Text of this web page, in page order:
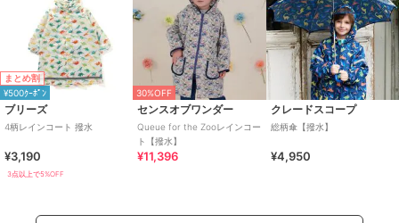
まとめ割
¥500ｸｰﾎﾟﾝ
ブリーズ
4柄レインコート 撥水
¥3,190
3点以上で5%OFF
30%OFF
センスオブワンダー
Queue for the Zooレインコー
ト【撥水】
¥11,396
クレードスコープ
総柄傘【撥水】
¥4,950